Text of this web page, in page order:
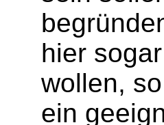
hier
wollen,
ein